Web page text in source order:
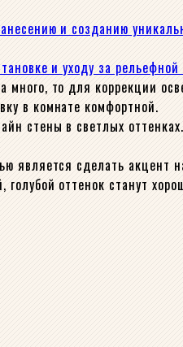
и созданию
и уходу за рельефной
много, то для коррекции
в комнате комфортной.
стены в светлых
является сделать
оттенок станут